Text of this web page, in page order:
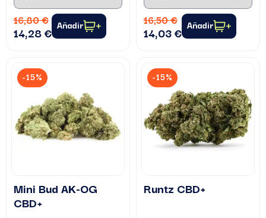
16,80 €
14,28 € Añadir 16,50 €
14,03 € Añadir
Mini Bud AK-OG
CBD+
-15%
Runtz CBD+
-15%